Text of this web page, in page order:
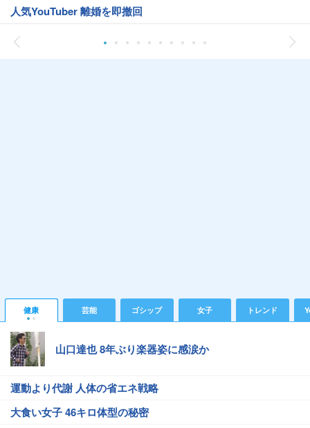
人気YouTuber 離婚を即撤回
健康 芸能 ゴシップ 女子 トレンド
山口達也 8年ぶり楽器姿に感涙か
運動より代謝 人体の省エネ戦略
大食い女子 46キロ体型の秘密